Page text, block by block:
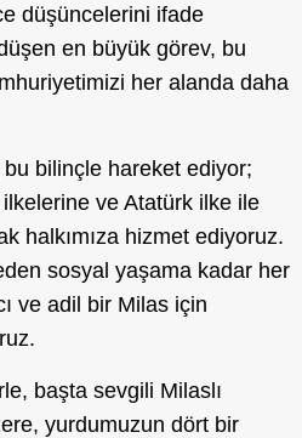
düşüncelerini ifade
en büyük görev, bu
her alanda daha
bilinçle hareket ediyor;
ve Atatürk ilke ile
halkımıza hizmet ediyoruz.
sosyal yaşama kadar her
ve adil bir Milas için
başta sevgili Milaslı
yurdumuzun dört bir